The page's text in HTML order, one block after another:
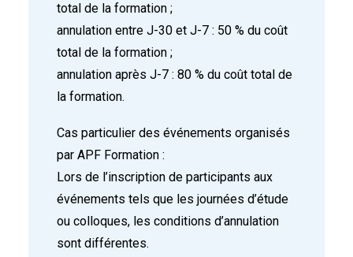
total de la formation ;
annulation entre J-30 et J-7 : 50 % du coût
total de la formation ;
annulation après J-7 : 80 % du coût total de
la formation.
Cas particulier des événements organisés
par APF Formation :
Lors de l’inscription de participants aux
événements tels que les journées d’étude
ou colloques, les conditions d’annulation
sont différentes.